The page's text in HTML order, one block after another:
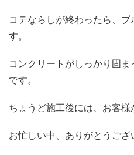
コテならしが終わったら、
す。
コンクリートがしっかり固
です。
ちょうど施工後には、お客様
お忙しい中、ありがとうござ